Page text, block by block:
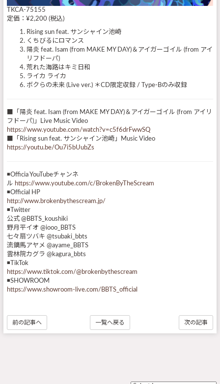
TKCA-75155
定価：¥2,200 (税込)
Rising sun feat. サンシャイン池崎
くちびるにロマンス
陽炎 feat. Isam (from MAKE MY DAY)＆アイガーゴイル (from アイ
リフドーパ)
荒れた海路はキミ日和
ライカ ライカ
ボクらの未来 (Live ver.) ＊CD限定収録 / Type-Bのみ収録
■「陽炎 feat. Isam (from MAKE MY DAY)＆アイガーゴイル (from アイリ
フドーパ)」Live Music Video
https://www.youtube.com/watch?v=c5f6drFwwSQ
■「Rising sun feat. サンシャイン池崎」Music Video
https://youtu.be/Ou7i5bUubZs
◾️Officia YouTubeチャンネ
ル https://www.youtube.com/c/BrokenByTheScream
◾️Official HP
http://www.brokenbythescream.jp/
◾️Twitter
公式 @BBTS_koushiki
野月平イオ @iooo_BBTS
七々扇ツバキ @tsubaki_bbts
流鏑馬アヤメ @ayame_BBTS
雲林院カグラ @kagura_bbts
◾️TikTok
https://www.tiktok.com/@brokenbythescream
◾️SHOWROOM
https://www.showroom-live.com/BBTS_official
次の記事
一覧へ戻る
前の記事へ